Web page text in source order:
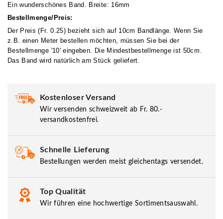
Ein wunderschönes Band. Breite: 16mm
Bestellmenge/Preis:
Der Preis (Fr. 0.25) bezieht sich auf 10cm Bandlänge. Wenn Sie
z.B. einen Meter bestellen möchten, müssen Sie bei der
Bestellmenge '10' eingeben. Die Mindestbestellmenge ist 50cm.
Das Band wird natürlich am Stück geliefert.
Kostenloser Versand
Wir versenden schweizweit ab Fr. 80.-
versandkostenfrei.
Schnelle Lieferung
Bestellungen werden meist gleichentags versendet.
Top Qualität
Wir führen eine hochwertige Sortimentsauswahl.